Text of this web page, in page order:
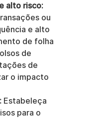
alto risco:
ou
e alto
de folha
de
de
o impacto
Estabeleça
para o